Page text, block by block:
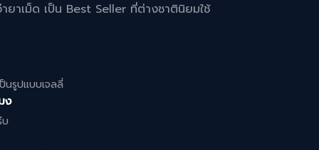
ยาเม็ด เป็น Best Seller ที่ต่างชาตินิยมใช้
นรูปแบบเจลลี่
ง